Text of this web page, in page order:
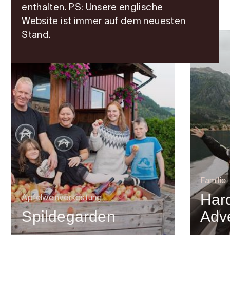
Weitere Attraktionen
Apfelweinverkostung
Spildegarden
Familie
enthalten. PS: Unsere englische
Website ist immer auf dem neuesten
Stand.